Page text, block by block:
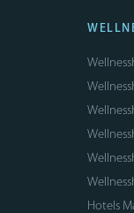
Hotels